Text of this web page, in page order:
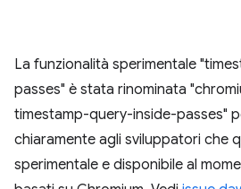
La funzionalità sperimentale
passes" è stata rinominata
timestamp-query-inside-passes"
chiaramente agli sviluppatori che
sperimentale e disponibile al